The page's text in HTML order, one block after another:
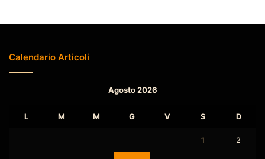
Calendario Articoli
Agosto 2026
L M M G V S D
1 2